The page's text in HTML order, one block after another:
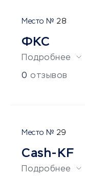
28
ФКС
Подробнее
0 отзывов
29
Cash-KF
Подробнее